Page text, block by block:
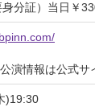
分証）当日￥
演情報は公式サ
)19:30